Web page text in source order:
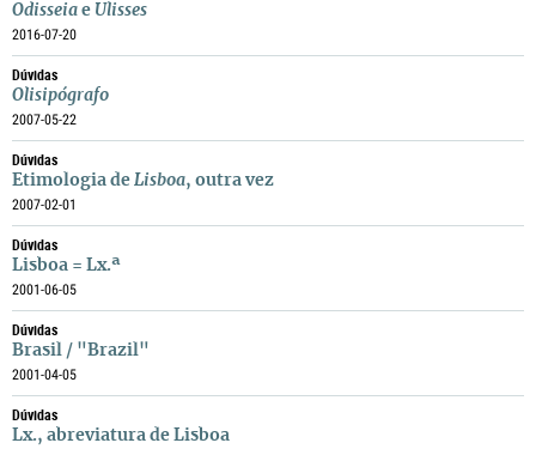
Odisseia e Ulisses
2016-07-20
Dúvidas
Olisipógrafo
2007-05-22
Dúvidas
Etimologia de Lisboa, outra vez
2007-02-01
Dúvidas
Lisboa = Lx.ª
2001-06-05
Dúvidas
Brasil / "Brazil"
2001-04-05
Dúvidas
Lx., abreviatura de Lisboa